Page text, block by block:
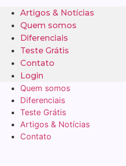
Artigos & Notícias
Quem somos
Diferenciais
Teste Grátis
Contato
Login
Quem somos
Diferenciais
Teste Grátis
Artigos & Notícias
Contato